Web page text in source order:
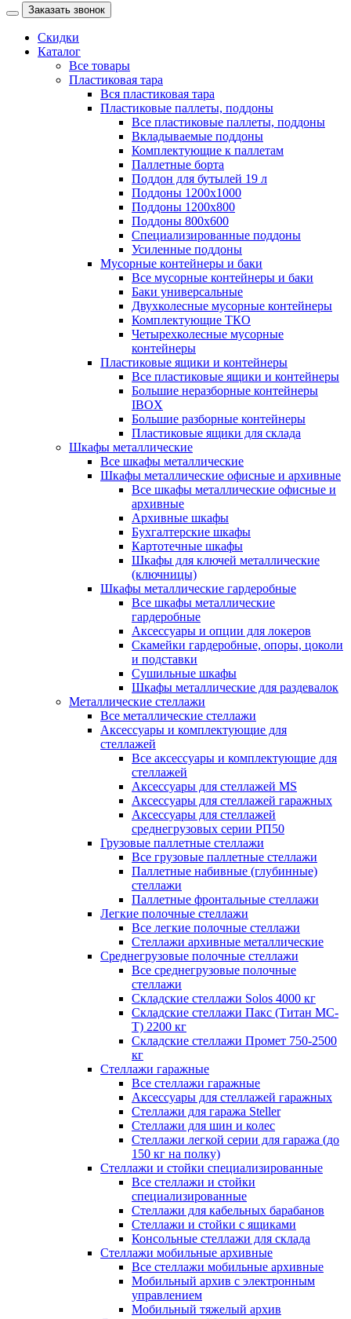
Заказать звонок
Скидки
Каталог
Все товары
Пластиковая тара
Вся пластиковая тара
Пластиковые паллеты, поддоны
Все пластиковые паллеты, поддоны
Вкладываемые поддоны
Комплектующие к паллетам
Паллетные борта
Поддон для бутылей 19 л
Поддоны 1200х1000
Поддоны 1200х800
Поддоны 800х600
Специализированные поддоны
Усиленные поддоны
Мусорные контейнеры и баки
Все мусорные контейнеры и баки
Баки универсальные
Двухколесные мусорные контейнеры
Комплектующие ТКО
Четырехколесные мусорные
контейнеры
Пластиковые ящики и контейнеры
Все пластиковые ящики и контейнеры
Большие неразборные контейнеры
IBOX
Большие разборные контейнеры
Пластиковые ящики для склада
Шкафы металлические
Все шкафы металлические
Шкафы металлические офисные и архивные
Все шкафы металлические офисные и
архивные
Архивные шкафы
Бухгалтерские шкафы
Картотечные шкафы
Шкафы для ключей металлические
(ключницы)
Шкафы металлические гардеробные
Все шкафы металлические
гардеробные
Аксессуары и опции для локеров
Скамейки гардеробные, опоры, цоколи
и подставки
Сушильные шкафы
Шкафы металлические для раздевалок
Металлические стеллажи
Все металлические стеллажи
Аксессуары и комплектующие для
стеллажей
Все аксессуары и комплектующие для
стеллажей
Аксессуары для стеллажей MS
Аксессуары для стеллажей гаражных
Аксессуары для стеллажей
среднегрузовых серии РП50
Грузовые паллетные стеллажи
Все грузовые паллетные стеллажи
Паллетные набивные (глубинные)
стеллажи
Паллетные фронтальные стеллажи
Легкие полочные стеллажи
Все легкие полочные стеллажи
Стеллажи архивные металлические
Среднегрузовые полочные стеллажи
Все среднегрузовые полочные
стеллажи
Складские стеллажи Solos 4000 кг
Складские стеллажи Пакс (Титан МС-
Т) 2200 кг
Складские стеллажи Промет 750-2500
кг
Стеллажи гаражные
Все стеллажи гаражные
Аксессуары для стеллажей гаражных
Стеллажи для гаража Steller
Стеллажи для шин и колес
Стеллажи легкой серии для гаража (до
150 кг на полку)
Стеллажи и стойки специализированные
Все стеллажи и стойки
специализированные
Стеллажи для кабельных барабанов
Стеллажи и стойки с ящиками
Консольные стеллажи для склада
Стеллажи мобильные архивные
Все стеллажи мобильные архивные
Мобильный архив с электронным
управлением
Мобильный тяжелый архив